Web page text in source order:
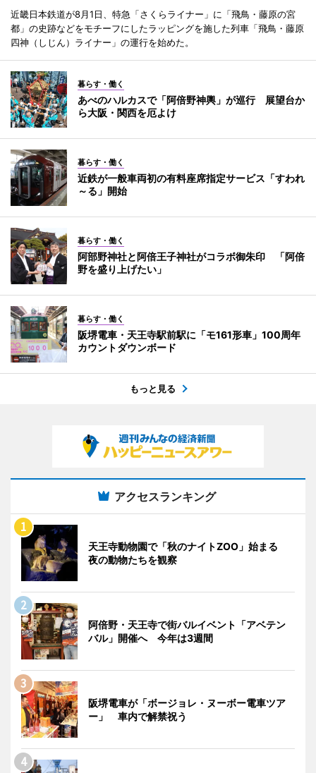
近畿日本鉄道が8月1日、特急「さくらライナー」に「飛鳥・藤原の宮
都」の史跡などをモチーフにしたラッピングを施した列車「飛鳥・藤原
四神（しじん）ライナー」の運行を始めた。
暮らす・働く
あべのハルカスで「阿倍野神輿」が巡行 展望台か
ら大阪・関西を厄よけ
暮らす・働く
近鉄が一般車両初の有料座席指定サービス「すわれ
～る」開始
暮らす・働く
阿部野神社と阿倍王子神社がコラボ御朱印 「阿倍
野を盛り上げたい」
暮らす・働く
阪堺電車・天王寺駅前駅に「モ161形車」100周年
カウントダウンボード
もっと見る
アクセスランキング
天王寺動物園で「秋のナイトZOO」始まる
夜の動物たちを観察
阿倍野・天王寺で街バルイベント「アベテン
バル」開催へ 今年は3週間
阪堺電車が「ボージョレ・ヌーボー電車ツア
ー」 車内で解禁祝う